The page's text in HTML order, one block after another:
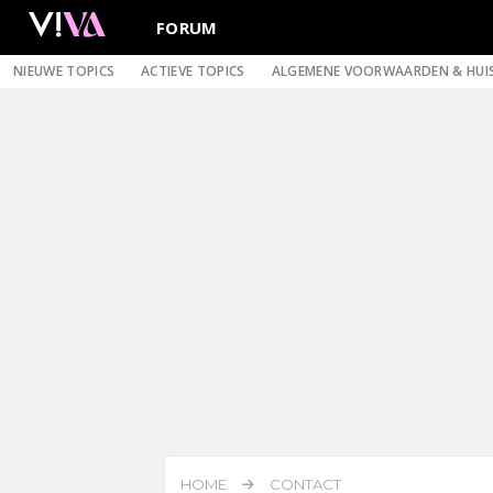
FORUM
NIEUWE TOPICS ACTIEVE TOPICS ALGEMENE VOORWAARDEN &
HOME CONTACT